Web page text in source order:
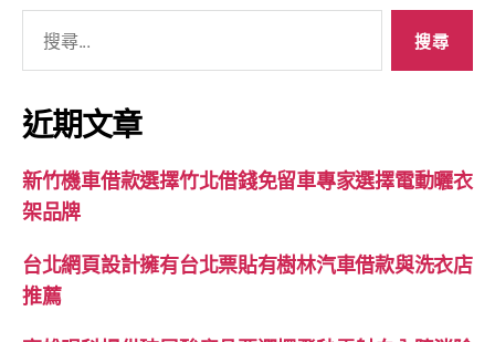
關
鍵
字:
近期文章
新竹機車借款選擇竹北借錢免留車專家選擇電動曬衣
架品牌
台北網頁設計擁有台北票貼有樹林汽車借款與洗衣店
推薦